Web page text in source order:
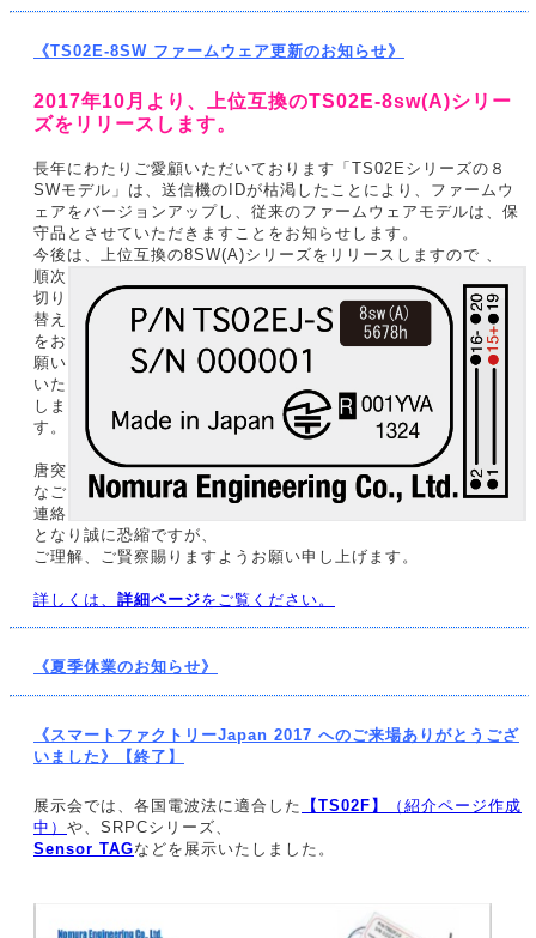
《TS02E-8SW ファームウェア更新のお知らせ》
2017年10月より、上位互換のTS02E-8sw(A)シリー
ズをリリースします。
長年にわたりご愛顧いただいております「TS02Eシリーズの８
SWモデル」は、送信機のIDが枯渇したことにより、ファームウ
ェアをバージョンアップし、従来のファームウェアモデルは、保
守品とさせていただきますことをお知らせします。
今後は、上位互換の8SW(A)シリーズをリリースしますので 、
順次
切り
替え
をお
願い
いた
しま
す。
唐突
なご
連絡
となり誠に恐縮ですが、
ご理解、ご賢察賜りますようお願い申し上げます。
詳しくは、 詳細ページをご覧ください。
《夏季休業のお知らせ》
《スマートファクトリーJapan 2017 へのご来場ありがとうござ
いました》【終了】
展示会では、各国電波法に適合した 【TS02F】
（紹介ページ作成
中） や、SRPCシリーズ、
Sensor TAGなどを展示いたしました。